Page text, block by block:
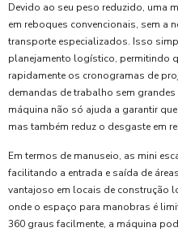
Devido ao seu peso reduzido, uma
em reboques convencionais, sem a
transporte especializados. Isso
planejamento logístico, permitindo
rapidamente os cronogramas de
demandas de trabalho sem
máquina não só ajuda a garantir
mas também reduz o desgaste em
Em termos de manuseio, as mini
facilitando a entrada e saída de
vantajoso em locais de construção
onde o espaço para manobras é
360 graus facilmente, a máquina